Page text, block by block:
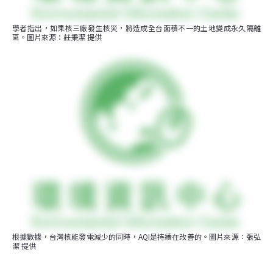
學者指出，如果核三廠發生核災，將造成全台面積不一的土地變成永久隔離
區。圖片來源：莊秉潔 提供
根據數據，台灣核能發電減少的同時，AQI是持續在改善的。圖片來源：張弘
潔 提供